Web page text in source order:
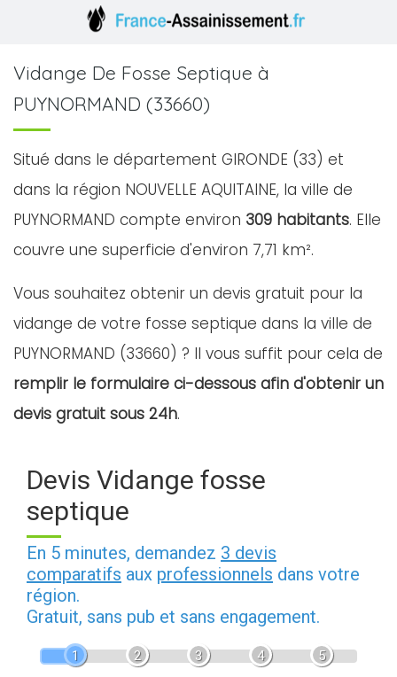
Vidange De Fosse Septique à
PUYNORMAND (33660)
Situé dans le département GIRONDE (33) et
dans la région NOUVELLE AQUITAINE, la ville de
PUYNORMAND compte environ 309 habitants. Elle
couvre une superficie d'environ 7,71 km².
Vous souhaitez obtenir un devis gratuit pour la
vidange de votre fosse septique dans la ville de
PUYNORMAND (33660) ? Il vous suffit pour cela de
remplir le formulaire ci-dessous afin d'obtenir un
devis gratuit sous 24h.
Devis Vidange fosse
septique
En 5 minutes, demandez 3 devis
comparatifs aux professionnels dans votre
région.
Gratuit, sans pub et sans engagement.
1 2 3 4 5